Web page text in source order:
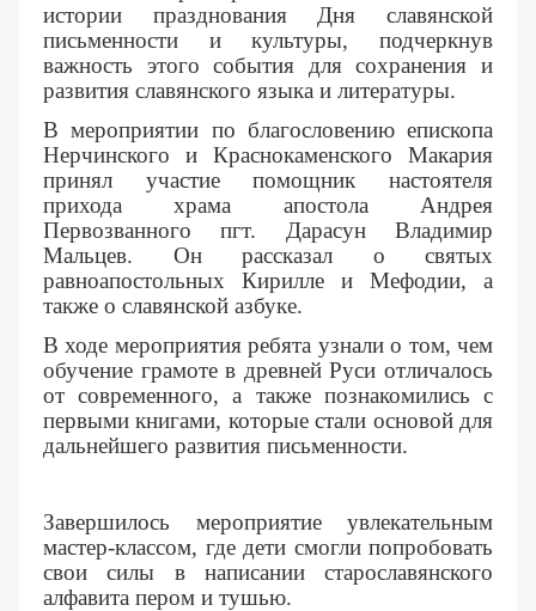
истории празднования Дня славянской
письменности и культуры, подчеркнув
важность этого события для сохранения и
развития славянского языка и литературы.
В мероприятии по благословению епископа
Нерчинского и Краснокаменского Макария
принял участие помощник настоятеля
прихода храма апостола Андрея
Первозванного пгт. Дарасун Владимир
Мальцев. Он рассказал о святых
равноапостольных Кирилле и Мефодии, а
также о славянской азбуке.
В ходе мероприятия ребята узнали о том, чем
обучение грамоте в древней Руси отличалось
от современного, а также познакомились с
первыми книгами, которые стали основой для
дальнейшего развития письменности.
Завершилось мероприятие увлекательным
мастер-классом, где дети смогли попробовать
свои силы в написании старославянского
алфавита пером и тушью.